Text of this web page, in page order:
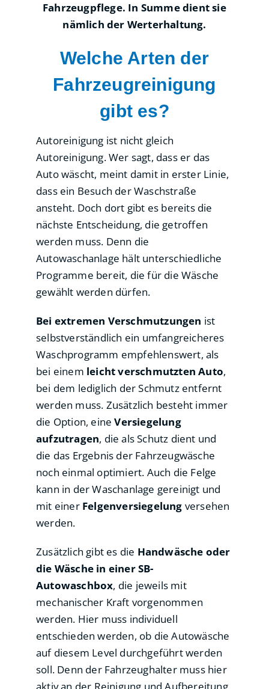
Fahrzeugpflege. In Summe dient sie
nämlich der Werterhaltung.
Welche Arten der
Fahrzeugreinigung
gibt es?
Autoreinigung ist nicht gleich
Autoreinigung. Wer sagt, dass er das
Auto wäscht, meint damit in erster Linie,
dass ein Besuch der Waschstraße
ansteht. Doch dort gibt es bereits die
nächste Entscheidung, die getroffen
werden muss. Denn die
Autowaschanlage hält unterschiedliche
Programme bereit, die für die Wäsche
gewählt werden dürfen.
Bei extremen Verschmutzungen ist
selbstverständlich ein umfangreicheres
Waschprogramm empfehlenswert, als
bei einem leicht verschmutzten Auto,
bei dem lediglich der Schmutz entfernt
werden muss. Zusätzlich besteht immer
die Option, eineVersiegelung
aufzutragen, die als Schutz dient und
die das Ergebnis der Fahrzeugwäsche
noch einmal optimiert. Auch die Felge
kann in der Waschanlage gereinigt und
mit einerFelgenversiegelung versehen
werden.
Zusätzlich gibt es die Handwäsche oder
die Wäsche in einer SB-
Autowaschbox, die jeweils mit
mechanischer Kraft vorgenommen
werden. Hier muss individuell
entschieden werden, ob die Autowäsche
auf diesem Level durchgeführt werden
soll. Denn der Fahrzeughalter muss hier